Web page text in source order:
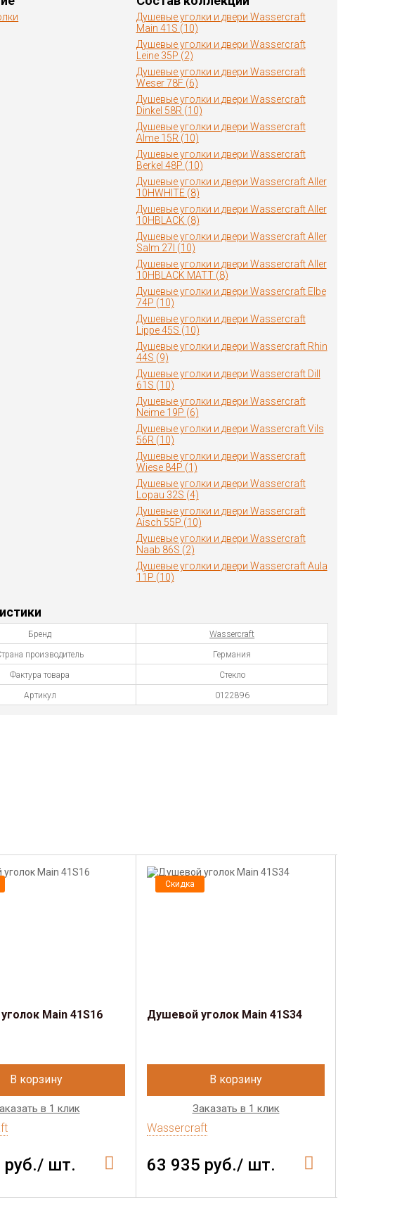
Душевые уголки и двери Wassercraft
Main 41S (10)
Душевые уголки и двери Wassercraft
Leine 35P (2)
Душевые уголки и двери Wassercraft
Weser 78F (6)
Душевые уголки и двери Wassercraft
Dinkel 58R (10)
Душевые уголки и двери Wassercraft
Alme 15R (10)
Душевые уголки и двери Wassercraft
Berkel 48P (10)
Душевые уголки и двери Wassercraft Aller
10HWHITE (8)
Душевые уголки и двери Wassercraft Aller
10HBLACK (8)
Душевые уголки и двери Wassercraft Aller
Salm 27I (10)
Душевые уголки и двери Wassercraft Aller
10HBLACK MATT (8)
Душевые уголки и двери Wassercraft Elbe
74P (10)
Душевые уголки и двери Wassercraft
Lippe 45S (10)
Душевые уголки и двери Wassercraft Rhin
44S (9)
Душевые уголки и двери Wassercraft Dill
61S (10)
Душевые уголки и двери Wassercraft
Neime 19P (6)
Душевые уголки и двери Wassercraft Vils
56R (10)
Душевые уголки и двери Wassercraft
Wiese 84P (1)
Душевые уголки и двери Wassercraft
Lopau 32S (4)
Душевые уголки и двери Wassercraft
Aisch 55P (10)
Душевые уголки и двери Wassercraft
Naab 86S (2)
Душевые уголки и двери Wassercraft Aula
11P (10)
Бренд Wassercraft
производитель Германия
Фактура товара Стекло
Артикул 0122896
Main 41S16
В корзину
в 1 клик
руб./ шт.
Скидка
Душевой уголок Main 41S34
В корзину
Заказать в 1 клик
Wassercraft
63 935 руб./ шт.